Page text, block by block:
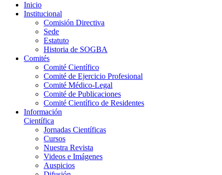
Inicio
Institucional
Comisión Directiva
Sede
Estatuto
Historia de SOGBA
Comités
Comité Científico
Comité de Ejercicio Profesional
Comité Médico-Legal
Comité de Publicaciones
Comité Científico de Residentes
Información
Científica
Jornadas Científicas
Cursos
Nuestra Revista
Videos e Imágenes
Auspicios